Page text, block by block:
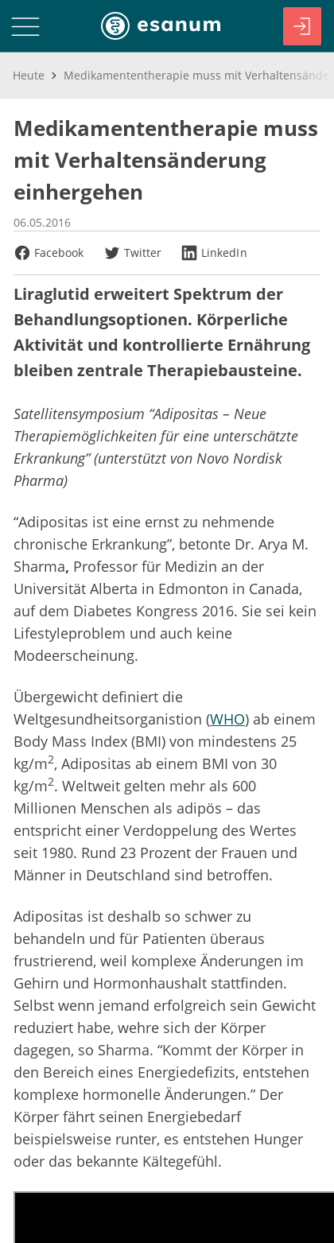
Heute
Medikamententherapie muss
mit Verhaltensänderung
einhergehen
06.05.2016
Facebook
Twitter LinkedIn
Liraglutid erweitert Spektrum der
Behandlungsoptionen. Körperliche
Aktivität und kontrollierte Ernährung
bleiben zentrale Therapiebausteine.
Satellitensymposium “Adipositas – Neue
Therapiemöglichkeiten für eine unterschätzte
Erkrankung” (unterstützt von Novo Nordisk
Pharma)
“Adipositas ist eine ernst zu nehmende
chronische Erkrankung”, betonte Dr. Arya M.
Sharma, Professor für Medizin an der
Universität Alberta in Edmonton in Canada,
auf dem Diabetes Kongress 2016. Sie sei kein
Lifestyleproblem und auch keine
Modeerscheinung.
Übergewicht definiert die
Weltgesundheitsorganistion (WHO) ab einem
Body Mass Index (BMI) von mindestens 25
kg/m2, Adipositas ab einem BMI von 30
kg/m2. Weltweit gelten mehr als 600
Millionen Menschen als adipös – das
entspricht einer Verdoppelung des Wertes
seit 1980. Rund 23 Prozent der Frauen und
Männer in Deutschland sind betroffen.
Adipositas ist deshalb so schwer zu
behandeln und für Patienten überaus
frustrierend, weil komplexe Änderungen im
Gehirn und Hormonhaushalt stattfinden.
Selbst wenn jemand erfolgreich sein Gewicht
reduziert habe, wehre sich der Körper
dagegen, so Sharma. “Kommt der Körper in
den Bereich eines Energiedefizits, entstehen
komplexe hormonelle Änderungen.” Der
Körper fährt seinen Energiebedarf
beispielsweise runter, es entstehen Hunger
oder das bekannte Kältegefühl.